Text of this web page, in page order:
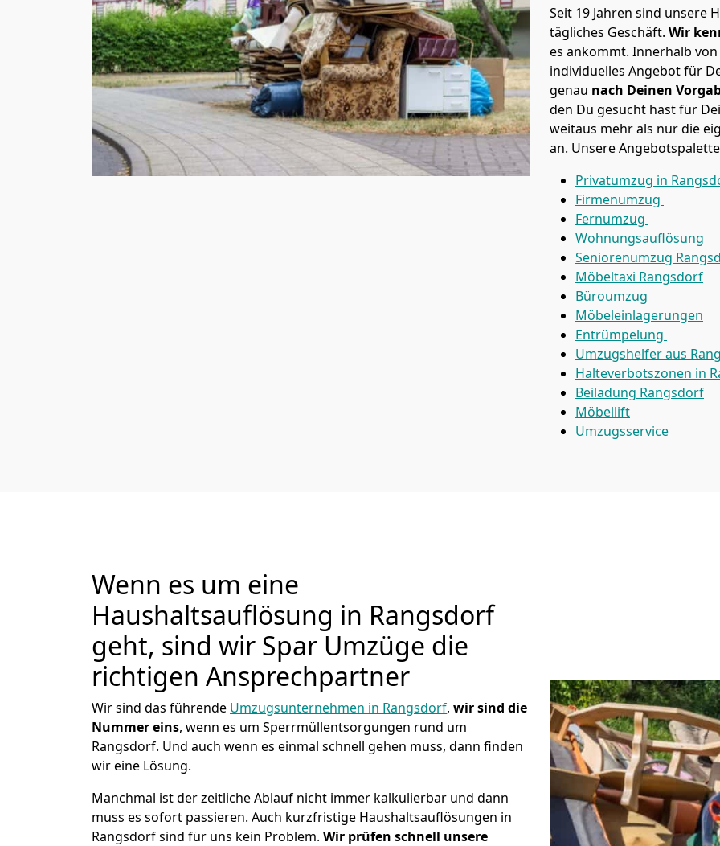
Seit 19 Jahren sind unsere
tägliches Geschäft. Wir
es ankommt. Innerhalb
individuelles Angebot für
genau nach Deinen
den Du gesucht hast für
weitaus mehr als nur die
an. Unsere
Privatumzug in
Firmenumzug
Fernumzug
Wohnungsauflösung
Seniorenumzug
Möbeltaxi Rangsdorf
Büroumzug
Möbeleinlagerungen
Entrümpelung
Umzugshelfer aus
Halteverbotszonen in
Beiladung Rangsdorf
Möbellift
Umzugsservice
Wenn es um eine
Haushaltsauflösung in Rangsdorf
geht, sind wir Spar Umzüge die
richtigen Ansprechpartner
Wir sind das führende Umzugsunternehmen in Rangsdorf, wir sind die
Nummer eins, wenn es um Sperrmüllentsorgungen rund um
Rangsdorf. Und auch wenn es einmal schnell gehen muss, dann finden
wir eine Lösung.
Manchmal ist der zeitliche Ablauf nicht immer kalkulierbar und dann
muss es sofort passieren. Auch kurzfristige Haushaltsauflösungen in
Rangsdorf sind für uns kein Problem. Wir prüfen schnell unsere